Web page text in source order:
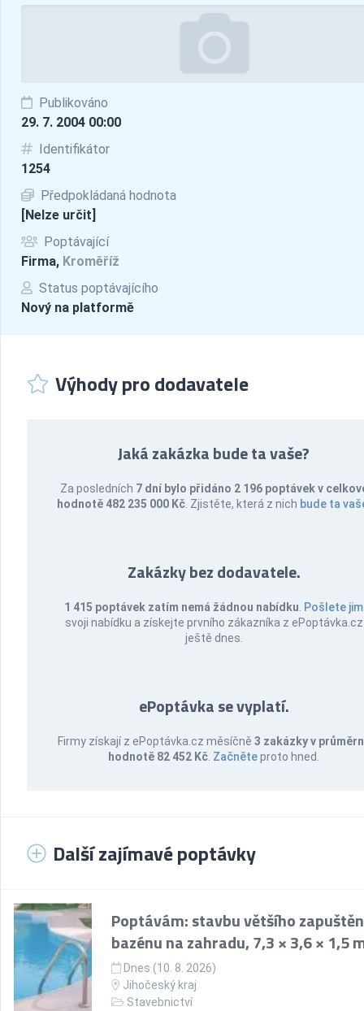
Publikováno
29. 7. 2004 00:00
Identifikátor
1254
Předpokládaná hodnota
[Nelze určit]
Poptávající
Firma, Kroměříž
Status poptávajícího
Nový na platformě
Výhody pro dodavatele
Jaká zakázka bude ta vaše?
Za posledních 7 dní bylo přidáno 2 196 poptávek v
hodnotě 482 235 000 Kč . Zjistěte, která z nich bude ta
Zakázky bez dodavatele.
1 415 poptávek zatím nemá žádnou nabídku Pošlete jim
svoji nabídku a získejte prvního zákazníka z ePoptávka.cz
ještě dnes.
ePoptávka se vyplatí.
Firmy získají z ePoptávka.cz měsíčně 3 zakázky v
hodnotě 82 452 Kč Začněteproto hned.
Další zajímavé poptávky
Poptávám: stavbu většího
bazénu na zahradu, 7,3 × 3,6 × 1,5
Dnes (10. 8. 2026)
Jihočeský kraj
Stavebnictví